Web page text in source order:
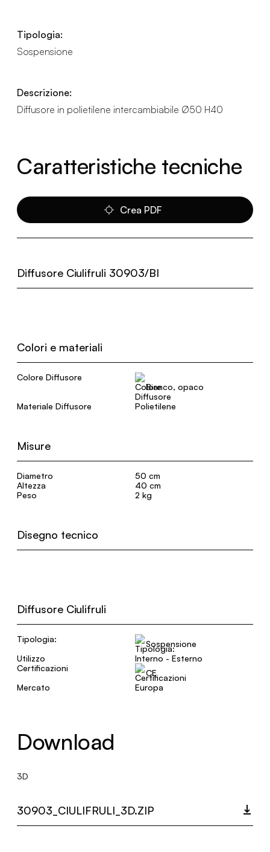
Tipologia:
Sospensione
Descrizione:
Diffusore in polietilene intercambiabile Ø50 H40
Caratteristiche tecniche
Crea PDF
Diffusore Ciulifruli 30903/BI
Colori e materiali
Colore Diffusore
Bianco, opaco
Materiale Diffusore
Polietilene
Misure
Diametro
50 cm
Altezza
40 cm
Peso
2 kg
Disegno tecnico
Diffusore Ciulifruli
Tipologia:
Sospensione
Utilizzo
Interno - Esterno
Certificazioni
CE
Mercato
Europa
Download
3D
30903_CIULIFRULI_3D.ZIP